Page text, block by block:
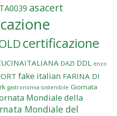
asacert
certificazione
DAZI DDL enzo
fake italian FARINA DI
gastronomia sostenibile Giornata
Mondiale della
Mondiale del